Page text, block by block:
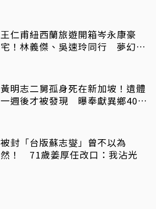
王仁甫紐西蘭旅遊開箱岑永康豪
宅！林義傑、吳速玲同行 夢幻美
黃明志二舅孤身死在新加坡！遺體
一週後才被發現 曝奉獻異鄉40年
被封「台版蘇志燮」曾不以為
然！ 71歲姜厚任改口：我沾光